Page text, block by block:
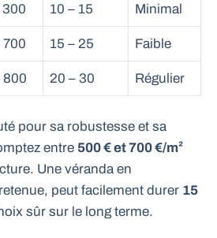
300 10 – 15 Minimal
700 15 – 25 Faible
800 20 – 30 Régulier
pour sa robustesse et sa
entre 500 € et 700 €/m²
Une véranda en
peut facilement durer 15
sûr sur le long terme.